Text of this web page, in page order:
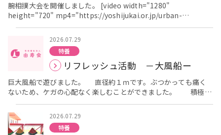
腕相撲大会を開催しました。 [video width="1280"
height="720" mp4="https://yoshijukai.or.jp/urban-
shimanouchi/wp-
content/uploads/sites/2/2026/07/LQER2631.mp4"][/video]
[video width="720" height="1280"
mp4="https://yoshijukai.or.jp/urban-shimanouchi/wp-
content/uploads/sites/2/2026/07/FOSF7531.mp4"][/video]
[video width="1280" height="720"
mp4="https://yoshijukai.or.jp/urban-shimanouchi/wp-
content/uploads/sites/2/2026/07/MCMF0981.mp4"][/video]
職員の全勝です。
2026.07.29
特養
リフレッシュ活動 －大風船ー
巨大風船で遊びました。 直径約１ｍです。ぶつかっても痛く
ないため、ケガの心配なく楽しむことができました。 積極的
に風船に手を伸ばされる方、自分の前に来るまでじっと待ってお
られる方など、スタイルは様々でした。 口で迎えにいこうとされ
る方もおられ、楽しい時間になりました。
2026.07.29
特養